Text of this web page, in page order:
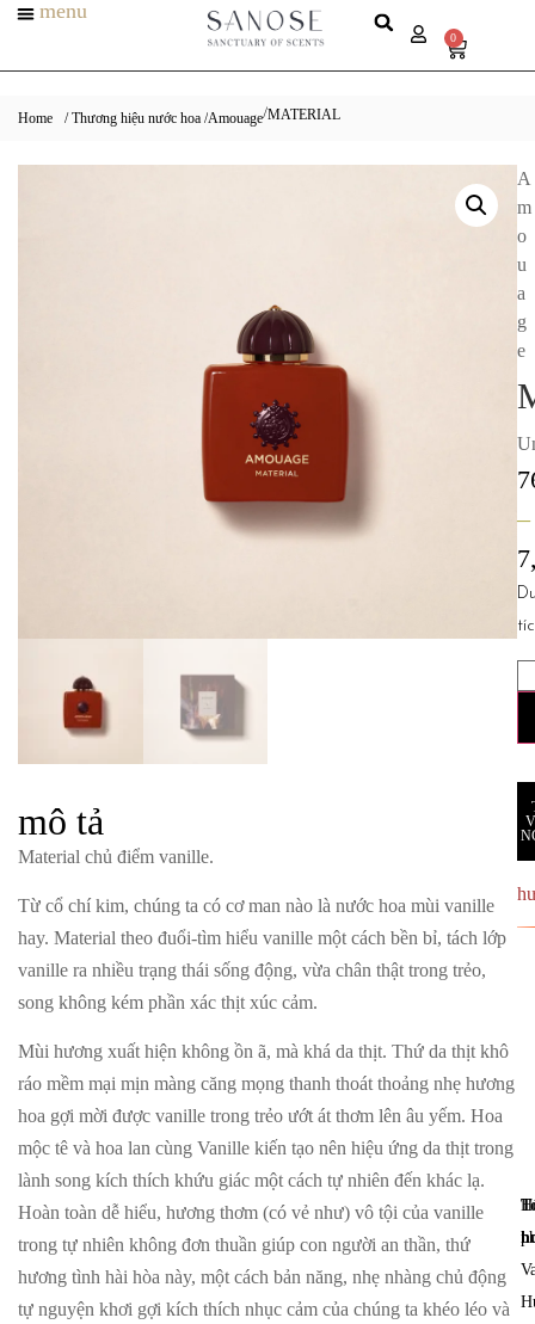
menu
0
Home / Thương hiệu nước hoa /Amouage/MATERIAL
mô tả
Material chủ điểm vanille.
Từ cổ chí kim, chúng ta có cơ man nào là nước hoa mùi vanille
hay. Material theo đuổi-tìm hiểu vanille một cách bền bỉ, tách lớp
vanille ra nhiều trạng thái sống động, vừa chân thật trong trẻo,
song không kém phần xác thịt xúc cảm.
Mùi hương xuất hiện không ồn ã, mà khá da thịt. Thứ da thịt khô
ráo mềm mại mịn màng căng mọng thanh thoát thoảng nhẹ hương
hoa gợi mời được vanille trong trẻo ướt át thơm lên âu yếm. Hoa
mộc tê và hoa lan cùng Vanille kiến tạo nên hiệu ứng da thịt trong
lành song kích thích khứu giác một cách tự nhiên đến khác lạ.
Hoàn toàn dễ hiểu, hương thơm (có vẻ như) vô tội của vanille
trong tự nhiên không đơn thuần giúp con người an thần, thứ
hương tình hài hòa này, một cách bản năng, nhẹ nhàng chủ động
tự nguyện khơi gợi kích thích nhục cảm của chúng ta khéo léo và
A
m
o
u
a
g
e
–